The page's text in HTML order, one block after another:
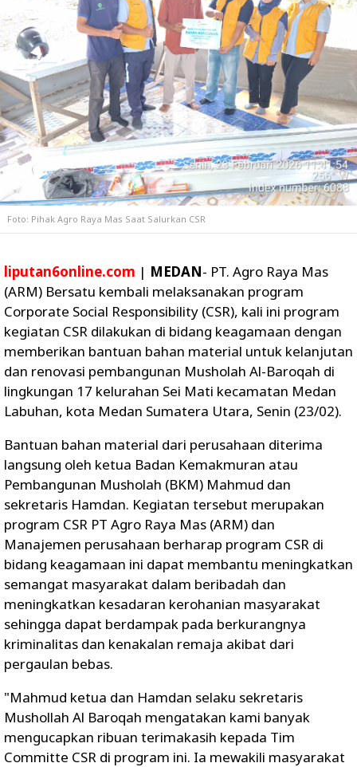
Foto: Pihak Agro Raya Mas Saat Salurkan CSR
liputan6online.com | MEDAN- PT. Agro Raya Mas
(ARM) Bersatu kembali melaksanakan program
Corporate Social Responsibility (CSR), kali ini program
kegiatan CSR dilakukan di bidang keagamaan dengan
memberikan bantuan bahan material untuk kelanjutan
dan renovasi pembangunan Musholah Al-Baroqah di
lingkungan 17 kelurahan Sei Mati kecamatan Medan
Labuhan, kota Medan Sumatera Utara, Senin (23/02).
Bantuan bahan material dari perusahaan diterima
langsung oleh ketua Badan Kemakmuran atau
Pembangunan Musholah (BKM) Mahmud dan
sekretaris Hamdan. Kegiatan tersebut merupakan
program CSR PT Agro Raya Mas (ARM) dan
Manajemen perusahaan berharap program CSR di
bidang keagamaan ini dapat membantu meningkatkan
semangat masyarakat dalam beribadah dan
meningkatkan kesadaran kerohanian masyarakat
sehingga dapat berdampak pada berkurangnya
kriminalitas dan kenakalan remaja akibat dari
pergaulan bebas.
"Mahmud ketua dan Hamdan selaku sekretaris
Mushollah Al Baroqah mengatakan kami banyak
mengucapkan ribuan terimakasih kepada Tim
Committe CSR di program ini. Ia mewakili masyarakat